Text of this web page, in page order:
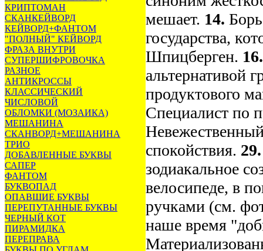
КРИПТОМАН
СКАНКЕЙВОРД
КЕЙВОРД+ФАНТОМ
"ПОЛНЫЙ" КЕЙВОРД
ФРАЗА ВНУТРИ
СУПЕРШИФРОВОЧКА
РАЗНОЕ
АНТИКРОССЫ
КЛАССИЧЕСКИЙ
ЧИСЛОВОЙ
ОБЛОМКИ (МОЗАИКА)
МЕШАНИНА
СКАНВОРД+МЕШАНИНА
ТРИО
ДОБАВЛЕННЫЕ БУКВЫ
САПЕР
ФАНТОМ
БУКВОПАД
ОПАВШИЕ БУКВЫ
ПЕРЕПУТАННЫЕ БУКВЫ
ЧЕРНЫЙ КОТ
ПИРАМИДКА
ПЕРЕПРАВА
мешает. 14.
государства,
Шпицберген.
альтернативой
продуктового
Специалист по
спокойствия.
зодиакальное
велосипеде, в
ручками (см.
наше время